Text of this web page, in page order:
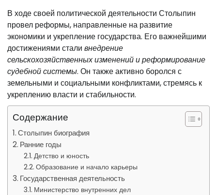
В ходе своей политической деятельности Столыпин
провел реформы, направленные на развитие
экономики и укрепление государства. Его важнейшими
достижениями стали внедрение
сельскохозяйственных изменений и реформирование
судебной системы. Он также активно боролся с
земельными и социальными конфликтами, стремясь к
укреплению власти и стабильности.
Содержание
Столыпин биография
Ранние годы
Детство и юность
Образование и начало карьеры
Государственная деятельность
Министерство внутренних дел